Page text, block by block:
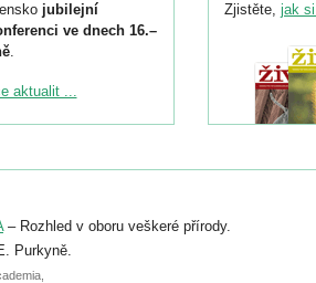
jubilejní
ve dnech 16.–
.
ke konferenci
do 6. září.
přednášky nebo
aktualit ...
Zjistěte, jak
– Rozhled v oboru veškeré přírody.
Purkyně.